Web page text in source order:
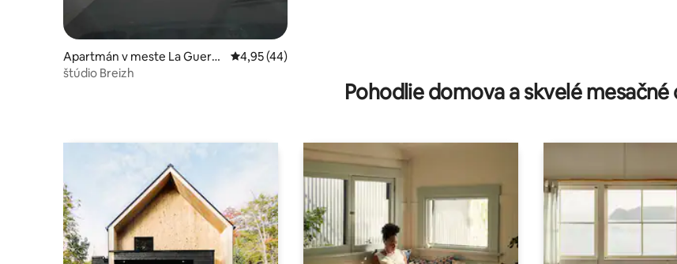
Apartmán v meste La Guerc
he-de-Bretagne
Priemerné ohodnotenie 4,95 z 5, počet hodnotení: 44
4,95 (44)
štúdio Breizh
Pohodlie domova a skvelé mesačné